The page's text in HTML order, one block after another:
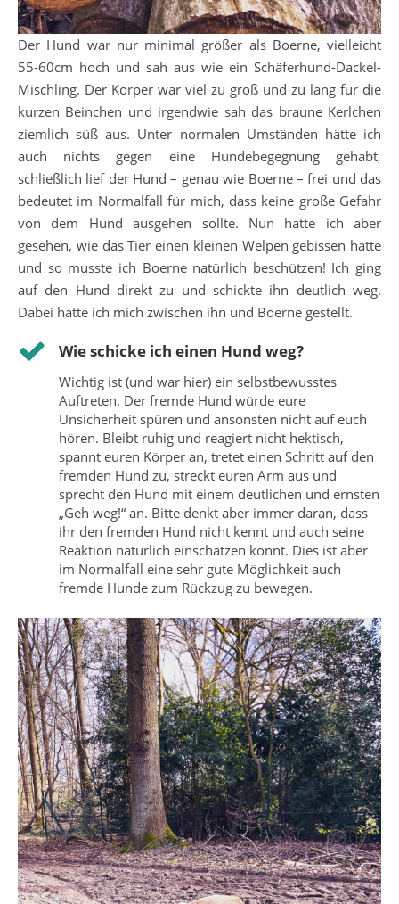
Der Hund war nur minimal größer als Boerne, vielleicht
55-60cm hoch und sah aus wie ein Schäferhund-Dackel-
Mischling. Der Körper war viel zu groß und zu lang für die
kurzen Beinchen und irgendwie sah das braune Kerlchen
ziemlich süß aus. Unter normalen Umständen hätte ich
auch nichts gegen eine Hundebegegnung gehabt,
schließlich lief der Hund – genau wie Boerne – frei und das
bedeutet im Normalfall für mich, dass keine große Gefahr
von dem Hund ausgehen sollte. Nun hatte ich aber
gesehen, wie das Tier einen kleinen Welpen gebissen hatte
und so musste ich Boerne natürlich beschützen! Ich ging
auf den Hund direkt zu und schickte ihn deutlich weg.
Dabei hatte ich mich zwischen ihn und Boerne gestellt.
Wie schicke ich einen Hund weg?
Wichtig ist (und war hier) ein selbstbewusstes
Auftreten. Der fremde Hund würde eure
Unsicherheit spüren und ansonsten nicht auf euch
hören. Bleibt ruhig und reagiert nicht hektisch,
spannt euren Körper an, tretet einen Schritt auf den
fremden Hund zu, streckt euren Arm aus und
sprecht den Hund mit einem deutlichen und ernsten
„Geh weg!“ an. Bitte denkt aber immer daran, dass
ihr den fremden Hund nicht kennt und auch seine
Reaktion natürlich einschätzen könnt. Dies ist aber
im Normalfall eine sehr gute Möglichkeit auch
fremde Hunde zum Rückzug zu bewegen.